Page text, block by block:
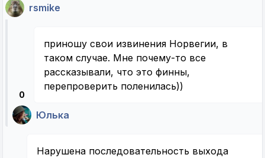
rsmike
0
приношу свои извинения Норвегии, в
таком случае. Мне почему-то все
рассказывали, что это финны,
перепроверить поленилась))
Юлька
Нарушена последовательность выхода